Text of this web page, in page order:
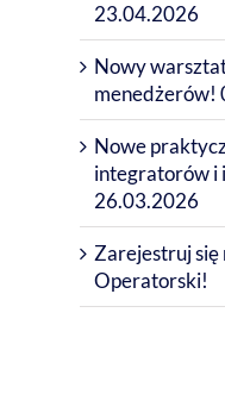
23.04.2026
Nowy
menedżerów!
Nowe
integratorów i
26.03.2026
Zarejestruj się
Operatorski!